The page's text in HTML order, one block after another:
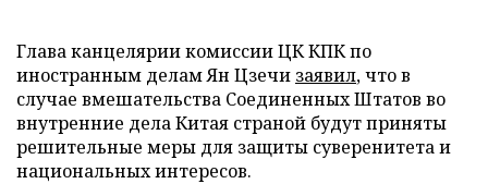
Глава канцелярии комиссии ЦК КПК по
иностранным делам Ян Цзечи заявил, что в
случае вмешательства Соединенных Штатов во
внутренние дела Китая страной будут приняты
решительные меры для защиты суверенитета и
национальных интересов.